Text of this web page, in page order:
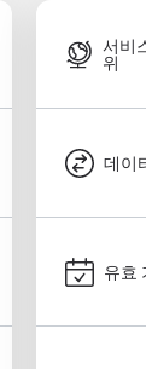
서비
위
데이
유효